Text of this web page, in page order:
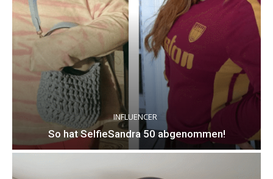
INFLUENCER
So hat SelfieSandra 50 abgenommen!